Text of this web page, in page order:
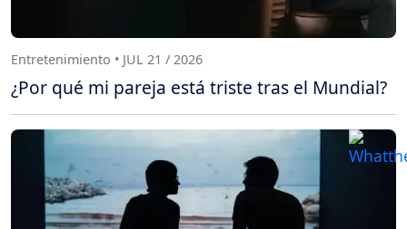
Entretenimiento • JUL 21 / 2026
¿Por qué mi pareja está triste tras el Mundial?